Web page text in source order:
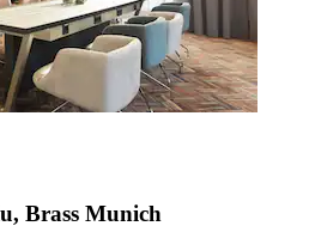
Brass Munich